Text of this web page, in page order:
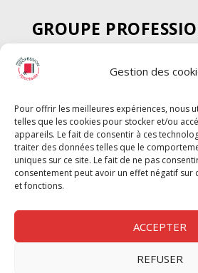
Gestion des
Pour offrir les meilleures expériences, nous
telles que les cookies pour stocker et/ou
appareils. Le fait de consentir à ces
traiter des données telles que le
uniques sur ce site. Le fait de ne pas
consentement peut avoir un effet négatif sur
et fonctions.
ACCEPTER
REFUSER
GROUPE
SPECTACLE
Chèque Intermittents
Chèque Compta
Chèque Emploi Spectacle
G-Pods
Profession Audio-visuel